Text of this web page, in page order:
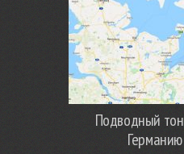
Подводный